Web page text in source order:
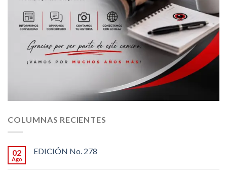
COLUMNAS RECIENTES
02
Ago
EDICIÓN No. 278